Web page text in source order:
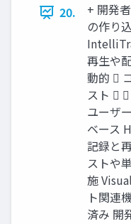
20.
+ 開発
の作り
再生や
動的 
スト 
ユーザ
ベース
記録と
ストや
施
ト関連
済み 開